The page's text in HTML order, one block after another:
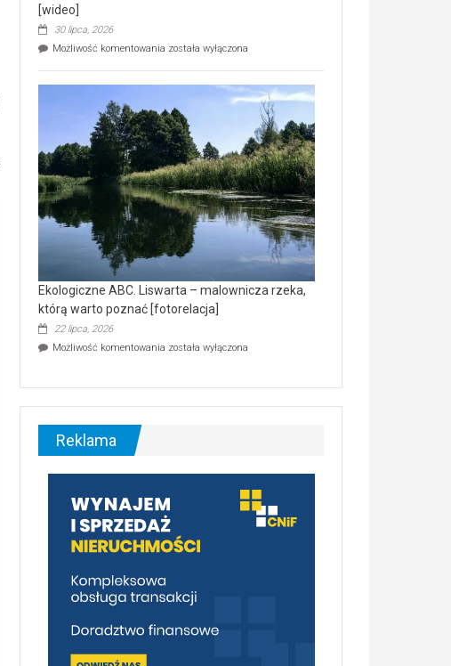
[wideo]
30 lipca, 2026
Możliwość komentowania Ekologiczne
wśród
nietoperzy
[wideo]
została wyłączona
Ekologiczne ABC. Liswarta – malownicza rzeka,
którą warto poznać [fotorelacja]
22 lipca, 2026
Możliwość komentowania Ekologiczne
–
malownicza
[fotorelacja]
została wyłączona
Reklama